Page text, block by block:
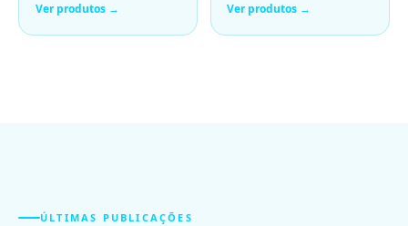
Ver produtos → Ver produtos →
ÚLTIMAS PUBLICAÇÕES